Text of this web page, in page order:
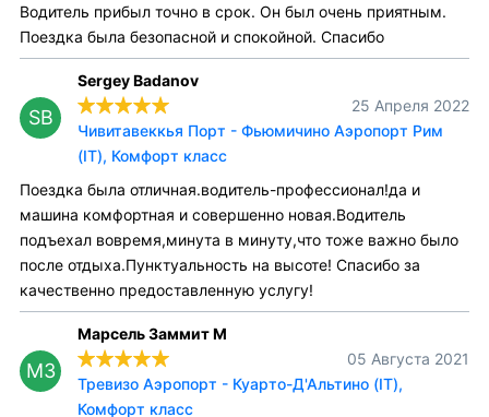
Водитель прибыл точно в срок. Он был очень приятным.
Поездка была безопасной и спокойной. Спасибо
SB
Sergey Badanov
25 Апреля 2022
Чивитавеккья Порт - Фьюмичино Аэропорт Рим
(IT), Комфорт класс
Поездка была отличная.водитель-профессионал!да и
машина комфортная и совершенно новая.Водитель
подъехал вовремя,минута в минуту,что тоже важно было
после отдыха.Пунктуальность на высоте! Спасибо за
качественно предоставленную услугу!
МЗ
Марсель Заммит М
05 Августа 2021
Тревизо Аэропорт - Куарто-Д'Альтино (IT),
Комфорт класс